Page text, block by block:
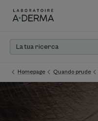
Homepage Quando prude